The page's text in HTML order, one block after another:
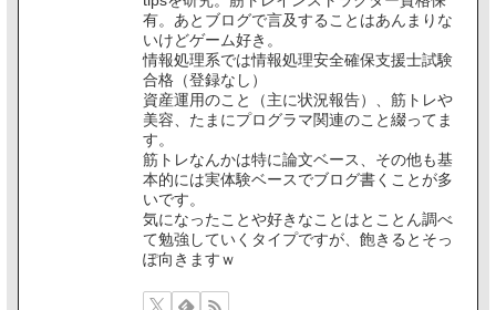
有。あとブログで言及することはあんまりな
いけどゲーム好き。
情報処理系では情報処理安全確保支援士試験
合格（登録なし）
資産運用のこと（主に状況報告）、筋トレや
美容、たまにプログラマ関連のこと綴ってま
す。
筋トレなんかは特に論文ベース、その他も基
本的には実体験ベースでブログ書くことが多
いです。
気になったことや好きなことはとことん調べ
て勉強していくタイプですが、飽きるとそっ
ぽ向きますｗ